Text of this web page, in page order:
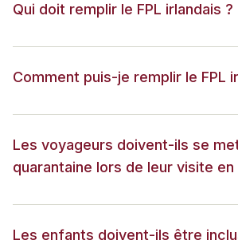
Qui doit remplir le FPL irlandais ?
Comment puis-je remplir le FPL
Les voyageurs doivent-ils se
quarantaine lors de leur visite en
Les enfants doivent-ils être